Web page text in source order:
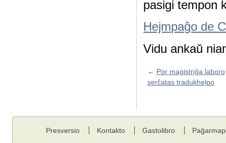
pasigi tempon
Hejmpaĝo de
Vidu ankaŭ
← Por magistriĝa laboro
serĉatas tradukhelpo
Presversio Kontakto Gastolibro